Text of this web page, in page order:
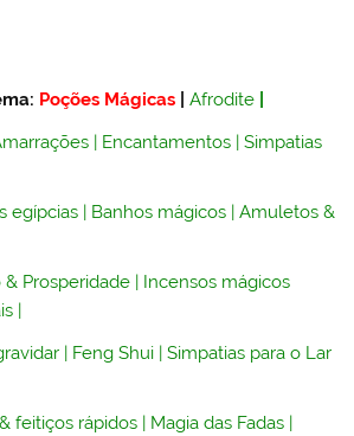
Poções Mágicas |Afrodite
| Encantamentos |Simpatias
egípcias | Banhos mágicos |Amuletos &
Prosperidade
Incensos mágicos
| Feng Shui |Simpatias para o Lar
feitiços rápidos | Magia das Fadas |